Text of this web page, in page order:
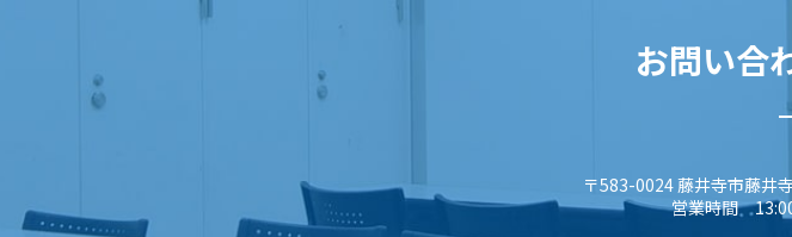
お問い合
〒583-0024 藤井寺市藤井
営業時間